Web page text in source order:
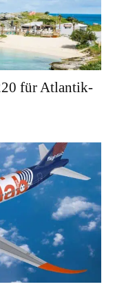
für Atlantik-